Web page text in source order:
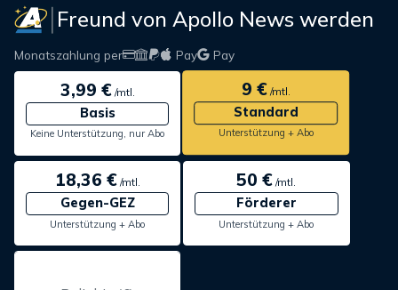
Freund von Apollo News werden
Monatszahlung per Pay Pay
3,99 €/mtl.
Basis
Keine Unterstützung, nur Abo
9 €/mtl.
Standard
Unterstützung + Abo
18,36 €/mtl.
Gegen-GEZ
Unterstützung + Abo
50 € /mtl.
Förderer
Unterstützung + Abo